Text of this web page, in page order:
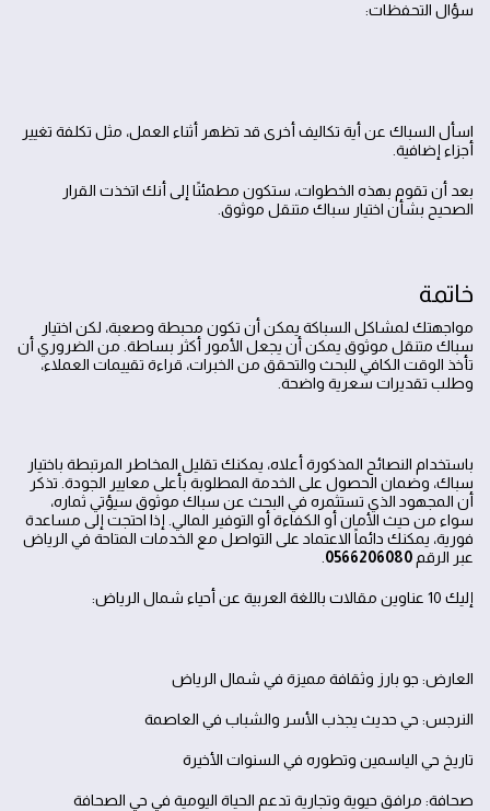
سؤال التحفظات:
اسأل السباك عن أية تكاليف أخرى قد تظهر أثناء العمل، مثل تكلفة تغيير
أجزاء إضافية.
بعد أن تقوم بهذه الخطوات، ستكون مطمئنًا إلى أنك اتخذت القرار
الصحيح بشأن اختيار سباك متنقل موثوق.
خاتمة
مواجهتك لمشاكل السباكة يمكن أن تكون محبطة وصعبة، لكن اختيار
سباك متنقل موثوق يمكن أن يجعل الأمور أكثر بساطة. من الضروري أن
تأخذ الوقت الكافي للبحث والتحقق من الخبرات، قراءة تقييمات العملاء،
وطلب تقديرات سعرية واضحة.
باستخدام النصائح المذكورة أعلاه، يمكنك تقليل المخاطر المرتبطة باختيار
سباك، وضمان الحصول على الخدمة المطلوبة بأعلى معايير الجودة. تذكر
أن المجهود الذي تستثمره في البحث عن سباك موثوق سيؤتي ثماره،
سواء من حيث الأمان أو الكفاءة أو التوفير المالي. إذا احتجت إلى مساعدة
فورية، يمكنك دائماً الاعتماد على التواصل مع الخدمات المتاحة في الرياض
عبر الرقم 0566206080
إليك 10 عناوين مقالات باللغة العربية عن أحياء شمال الرياض:
العارض: جو بارز وثقافة مميزة في شمال الرياض
النرجس: حي حديث يجذب الأسر والشباب في العاصمة
تاريخ حي الياسمين وتطوره في السنوات الأخيرة
صحافة: مرافق حيوية وتجارية تدعم الحياة اليومية في حي الصحافة